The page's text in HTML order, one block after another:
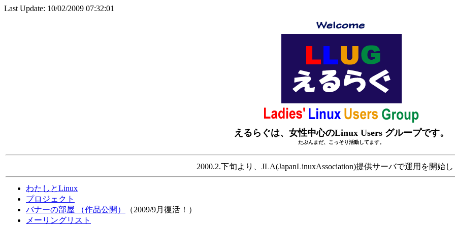
Last Update: 10/02/2009 07:32:01
えるらぐは、女性中心のLinux Users グループです。
たぶんまだ、こっそり活動してます。
2000.2.下旬より、JLA(JapanLinuxAssociation)提供サーバで運用を開始し
わたしとLinux
プロジェクト
バナーの部屋 （作品公開）
（2009/9月復活！）
メーリングリスト